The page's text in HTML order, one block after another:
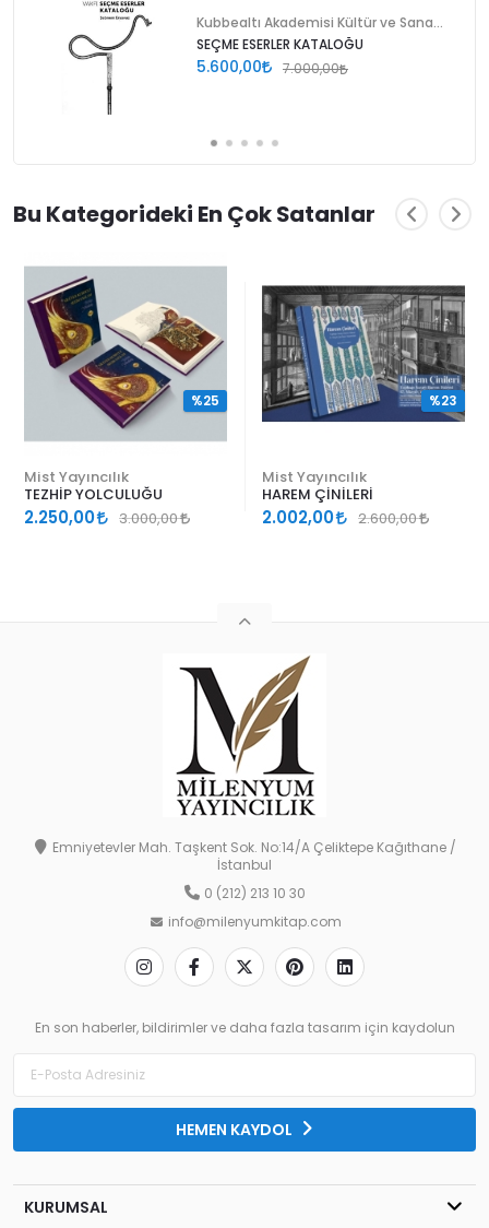
SEÇME ESERLER KATALOĞU
5.600,00 7.000,00
Bu Kategorideki En Çok Satanlar
Mist Yayıncılık
TEZHİP YOLCULUĞU
2.250,00 3.000,00
%25
Mist Yayıncılık
HAREM ÇİNİLERİ
2.002,00 2.600,00
%23
Emniyetevler Mah. Taşkent Sok. No:14/A Çeliktepe Kağıthane /
İstanbul
0 (212) 213 10 30
info@milenyumkitap.com
En son haberler, bildirimler ve daha fazla tasarım için kaydolun
HEMEN KAYDOL
KURUMSAL